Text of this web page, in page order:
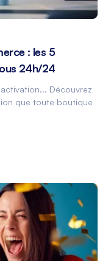
: les 5
24h/24
Découvrez
que toute boutique